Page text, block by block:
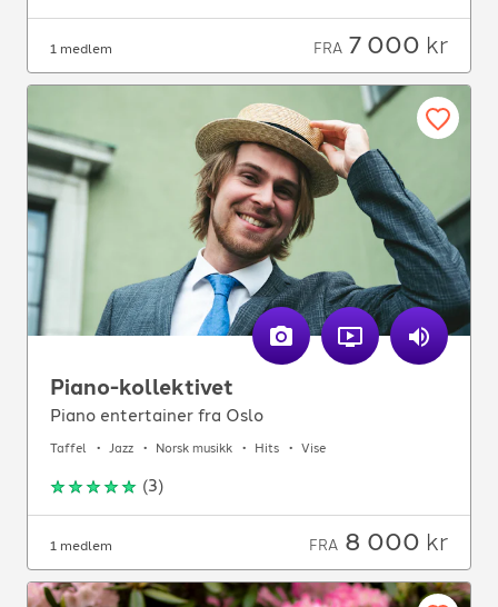
1 medlem FRA 7 000 kr
Piano-kollektivet
Piano entertainer fra Oslo
Taffel Jazz Norsk musikk Hits Vise
(3)
1 medlem FRA 8 000 kr